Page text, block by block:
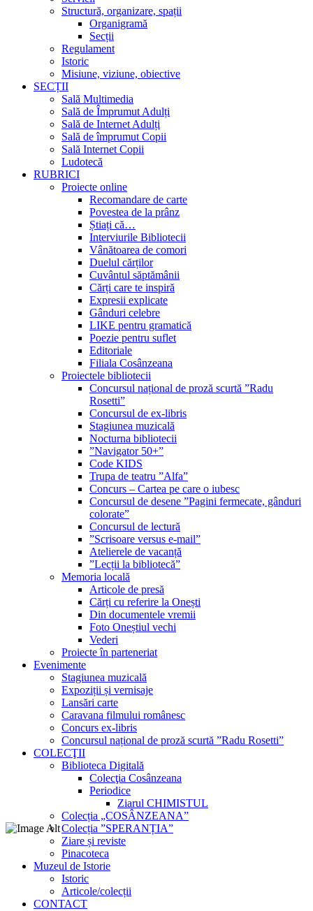
Structură, organizare, spații
Organigramă
Secții
Regulament
Istoric
Misiune, viziune, obiective
SECȚII
Sală Multimedia
Sală de Împrumut Adulți
Sală de Internet Adulți
Sală de împrumut Copii
Sală Internet Copii
Ludotecă
RUBRICI
Proiecte online
Recomandare de carte
Povestea de la prânz
Știați că…
Interviurile Bibliotecii
Vânătoarea de comori
Duelul cărților
Cuvântul săptămânii
Cărți care te inspiră
Expresii explicate
Gânduri celebre
LIKE pentru gramatică
Poezie pentru suflet
Editoriale
Filiala Cosânzeana
Proiectele bibliotecii
Concursul național de proză scurtă ”Radu
Rosetti”
Concursul de ex-libris
Stagiunea muzicală
Nocturna bibliotecii
”Navigator 50+”
Code KIDS
Trupa de teatru ”Alfa”
Concurs – Cartea pe care o iubesc
Concursul de desene ”Pagini fermecate, gânduri
colorate”
Concursul de lectură
”Scrisoare versus e-mail”
Atelierele de vacanță
”Lecții la bibliotecă”
Memoria locală
Articole de presă
Cărți cu referire la Onești
Din documentele vremii
Foto Oneștiul vechi
Vederi
Proiecte în parteneriat
Evenimente
Stagiunea muzicală
Expoziții și vernisaje
Lansări carte
Caravana filmului românesc
Concurs ex-libris
Concursul național de proză scurtă ”Radu Rosetti”
COLECŢII
Biblioteca Digitală
Colecţia Cosânzeana
Periodice
Ziarul CHIMISTUL
Colecția „COSÂNZEANA”
Colecția ”SPERANȚIA”
Ziare și reviste
Pinacoteca
Muzeul de Istorie
Istoric
Articole/colecții
CONTACT